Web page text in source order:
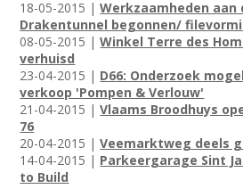
18-05-2015 |Werkzaamheden aan
Drakentunnel begonnen/
08-05-2015 |Winkel Terre des
verhuisd
23-04-2015 | D66: Onderzoek
verkoop 'Pompen & Verlouw'
21-04-2015 |Vlaams Broodhuys
76
20-04-2015 |Veemarktweg deels
14-04-2015 | Parkeergarage Sint
to Build